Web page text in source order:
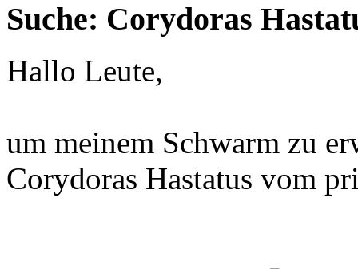
Suche: Corydoras
Hallo Leute,
um meinem Schwarm zu
Corydoras Hastatus vom